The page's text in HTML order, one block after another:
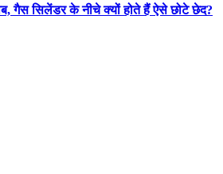
गैस सिलेंडर के नीचे क्यों होते हैं ऐसे छोटे छेद?